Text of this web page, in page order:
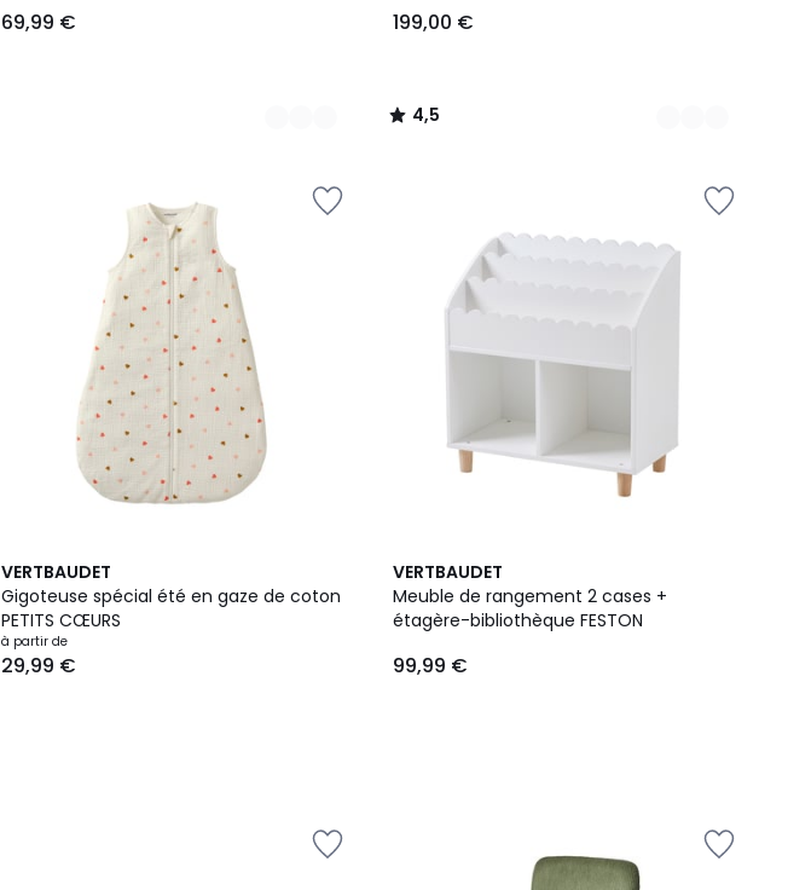
69,99 € 199,00 €
4,5
/
VERTBAUDET
Gigoteuse spécial été en gaze de coton
PETITS CŒURS
à partir de
29,99 €
VERTBAUDET
Meuble de rangement 2 cases +
étagère-bibliothèque FESTON
99,99 €